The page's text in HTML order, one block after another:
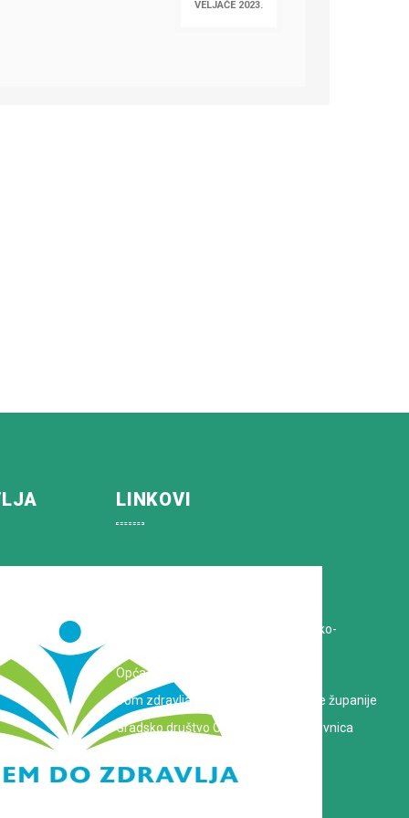
VELJAČE 2023.
LINKOVI
Zavod za javno zdravstvo Koprivničko-
Opća bolnica dr. Tomislav Bardek
Dom zdravlja Koprivničko-križevačke županije
Gradsko društvo Crvenog križa Koprivnica